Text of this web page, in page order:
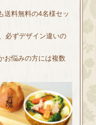
送料無料の4名様セッ
必ずデザイン違いの
お悩みの方には複数